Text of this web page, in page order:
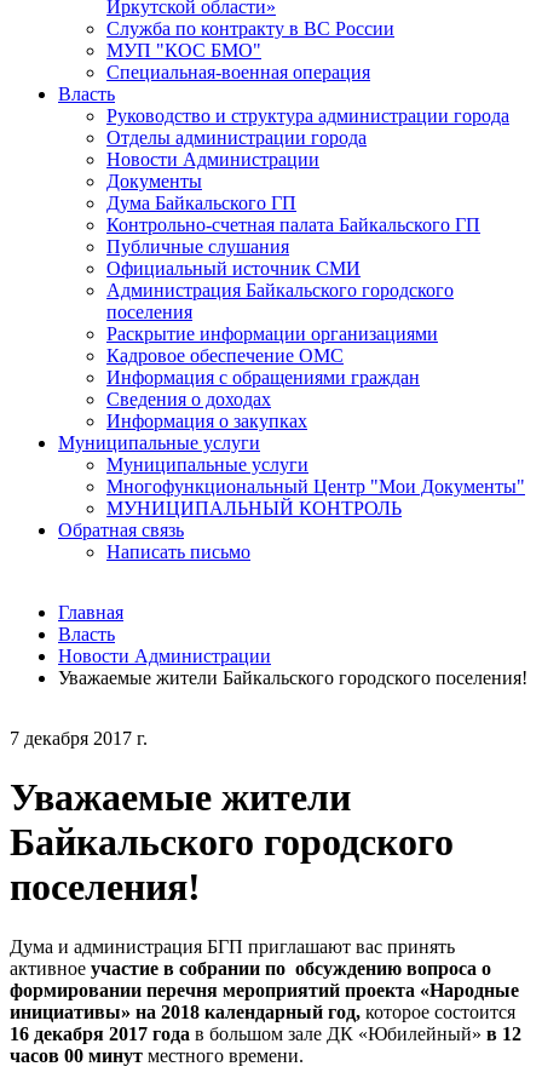
7 декабря 2017 г.
Уважаемые жители
Байкальского городского
поселения!
Дума и администрация БГП приглашают вас принять
активное участие в собрании по обсуждению вопроса о
формировании перечня мероприятий проекта «Народные
инициативы» на 2018 календарный год, которое состоится
16 декабря 2017 года в большом зале ДК «Юбилейный» в 12
часов 00 минут местного времени.
Иркутской области»
Служба по контракту в ВС России
МУП "КОС БМО"
Специальная-военная операция
Власть
Руководство и структура администрации города
Отделы администрации города
Новости Администрации
Документы
Дума Байкальского ГП
Контрольно-счетная палата Байкальского ГП
Публичные слушания
Официальный источник СМИ
Администрация Байкальского городского
поселения
Раскрытие информации организациями
Кадровое обеспечение ОМС
Информация с обращениями граждан
Сведения о доходах
Информация о закупках
Муниципальные услуги
Муниципальные услуги
Многофункциональный Центр "Мои Документы"
МУНИЦИПАЛЬНЫЙ КОНТРОЛЬ
Обратная связь
Написать письмо
Главная
Власть
Новости Администрации
Уважаемые жители Байкальского городского поселения!